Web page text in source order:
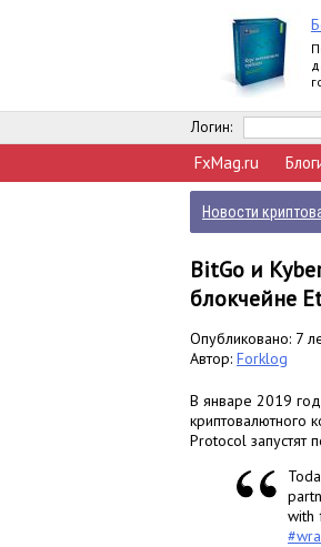
Логин:
FxMag.ru
Новости
BitGo и
блокчейне
Опубликовано: 7
Автор: Forklog
В январе 2019
криптовалютного
Protocol запустят
with